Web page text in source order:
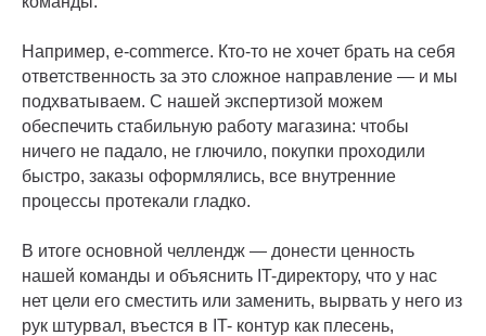
Например, e-commerce. Кто-то не хочет брать на себя
ответственность за это сложное направление — и мы
подхватываем. С нашей экспертизой можем
обеспечить стабильную работу магазина: чтобы
ничего не падало, не глючило, покупки проходили
быстро, заказы оформлялись, все внутренние
процессы протекали гладко.
В итоге основной челлендж — донести ценность
нашей команды и объяснить IT-директору, что у нас
нет цели его сместить или заменить, вырвать у него из
рук штурвал, въестся в IT- контур как плесень,